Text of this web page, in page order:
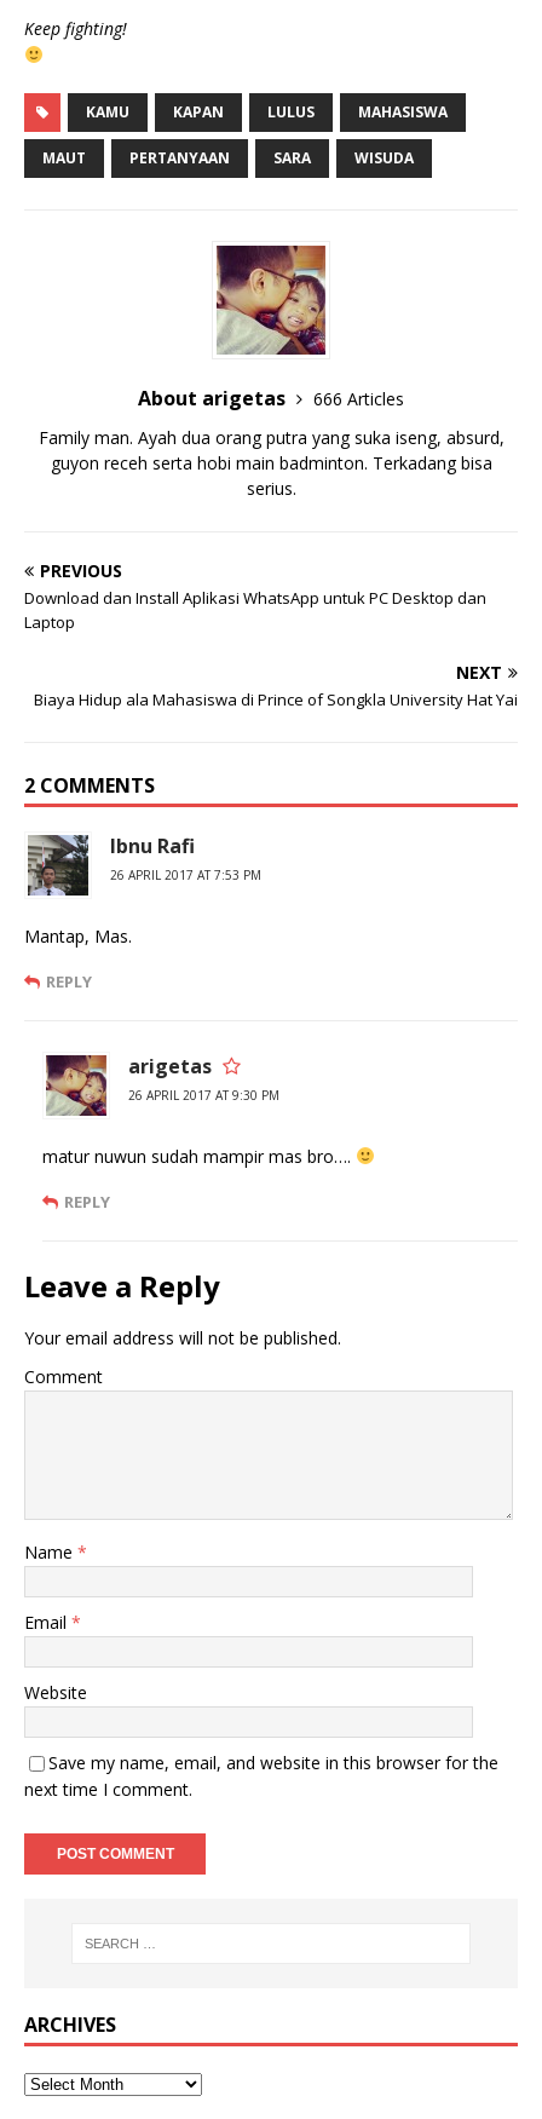
Keep fighting!
KAMU KAPAN LULUS MAHASISWA
MAUT PERTANYAAN SARA WISUDA
About arigetas
666 Articles
Family man. Ayah dua orang putra yang suka iseng, absurd,
guyon receh serta hobi main badminton. Terkadang bisa
serius.
PREVIOUS
Download dan Install Aplikasi WhatsApp untuk PC Desktop dan
Laptop
NEXT
Biaya Hidup ala Mahasiswa di Prince of Songkla University Hat Yai
2 COMMENTS
Ibnu Rafi
26 APRIL 2017 AT 7:53 PM
Mantap, Mas.
REPLY
arigetas
26 APRIL 2017 AT 9:30 PM
matur nuwun sudah mampir mas bro….
REPLY
Leave a Reply
Your email address will not be published.
Comment
Name *
Email *
Website
Save my name, email, and website in this browser for the
next time I comment.
ARCHIVES